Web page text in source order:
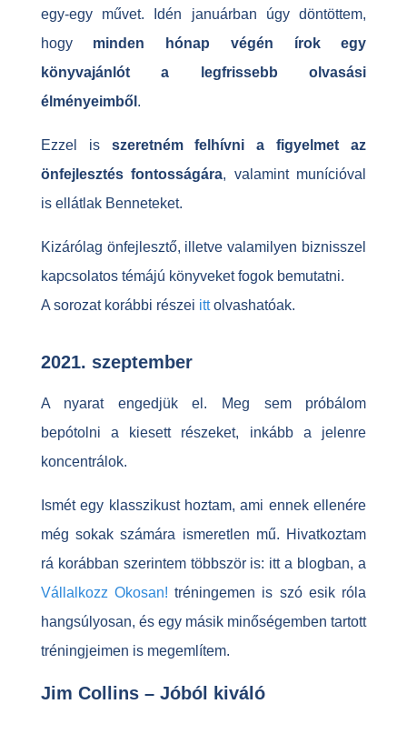
egy-egy művet. Idén januárban úgy döntöttem,
hogy minden hónap végén írok egy
könyvajánlót a legfrissebb olvasási
élményeimből .
Ezzel is szeretném felhívni a figyelmet az
önfejlesztés fontosságára, valamint munícióval
is ellátlak Benneteket.
Kizárólag önfejlesztő, illetve valamilyen biznisszel
kapcsolatos témájú könyveket fogok bemutatni.
A sorozat korábbi részei ittolvashatóak.
2021. szeptember
A nyarat engedjük el. Meg sem próbálom
bepótolni a kiesett részeket, inkább a jelenre
koncentrálok.
Ismét egy klasszikust hoztam, ami ennek ellenére
még sokak számára ismeretlen mű. Hivatkoztam
rá korábban szerintem többször is: itt a blogban, a
Vállalkozz Okosan! tréningemen is szó esik róla
hangsúlyosan, és egy másik minőségemben tartott
tréningjeimen is megemlítem.
Jim Collins – Jóból kiváló